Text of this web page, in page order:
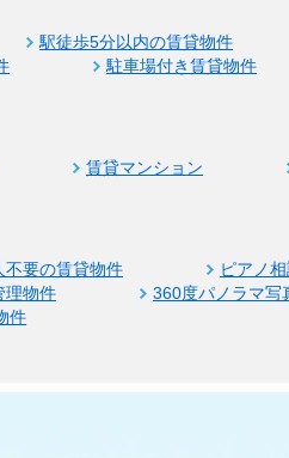
駅徒歩5分以内の賃貸物件
駐車場付き賃貸物件
賃貸マンション
不要の賃貸物件 ピアノ
理物件 360度パノラマ写
件